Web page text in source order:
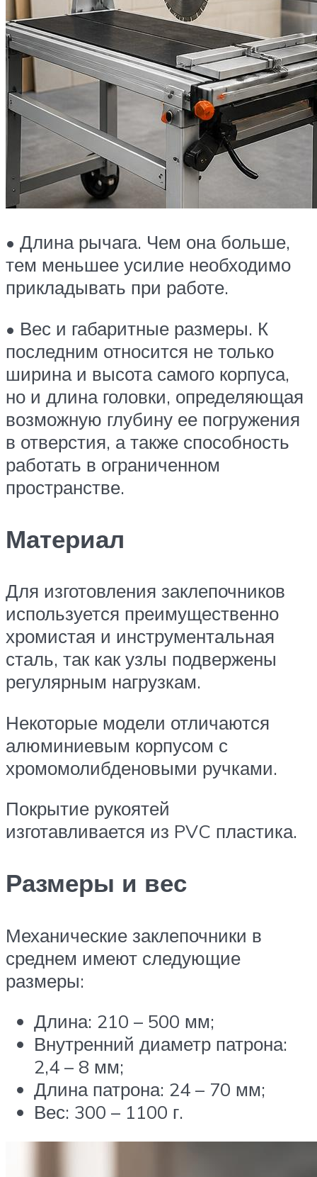
• Длина рычага. Чем она больше,
тем меньшее усилие необходимо
прикладывать при работе.
• Вес и габаритные размеры. К
последним относится не только
ширина и высота самого корпуса,
но и длина головки, определяющая
возможную глубину ее погружения
в отверстия, а также способность
работать в ограниченном
пространстве.
Материал
Для изготовления заклепочников
используется преимущественно
хромистая и инструментальная
сталь, так как узлы подвержены
регулярным нагрузкам.
Некоторые модели отличаются
алюминиевым корпусом с
хромомолибденовыми ручками.
Покрытие рукоятей
изготавливается из PVC пластика.
Размеры и вес
Механические заклепочники в
среднем имеют следующие
размеры:
Длина: 210 – 500 мм;
Внутренний диаметр патрона:
2,4 – 8 мм;
Длина патрона: 24 – 70 мм;
Вес: 300 – 1100 г.